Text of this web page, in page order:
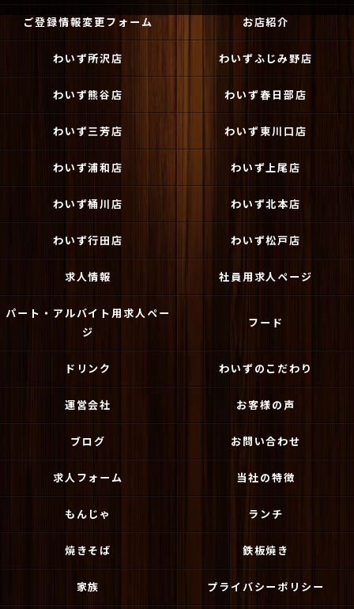
ご登録情報変更フォーム お店紹介
わいず所沢店 わいずふじみ野店
わいず熊谷店 わいず春日部店
わいず三芳店 わいず東川口店
わいず浦和店 わいず上尾店
わいず桶川店 わいず北本店
わいず行田店 わいず松戸店
求人情報 社員用求人ページ
パート・アルバイト用求人ペー
ジ
フード
ドリンク わいずのこだわり
運営会社 お客様の声
ブログ お問い合わせ
求人フォーム 当社の特徴
もんじゃ ランチ
焼きそば 鉄板焼き
家族 プライバシーポリシー